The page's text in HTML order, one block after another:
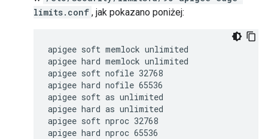
limits.conf , jak pokazano poniżej:
apigee soft memlock unlimited
apigee hard memlock unlimited
apigee soft nofile 32768
apigee hard nofile 65536
apigee soft as unlimited
apigee hard as unlimited
apigee soft nproc 32768
apigee hard nproc 65536